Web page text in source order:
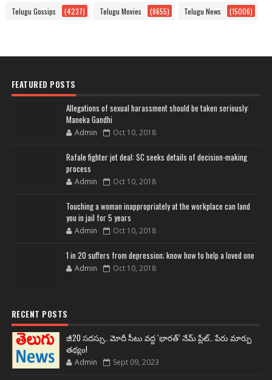
Telugu Gossips (4237) Telugu Movies (8655) Telugu News (15006)
FEATURED POSTS
Allegations of sexual harassment should be taken seriously:
Maneka Gandhi
Admin Oct 10, 2018
Rafale fighter jet deal: SC seeks details of decision-making
process
Admin Oct 10, 2018
Touching a woman inappropriately at the workplace can land
you in jail for 5 years
Admin Oct 10, 2018
1 in 20 suffers from depression; know how to help a loved one
Admin Oct 10, 2018
RECENT POSTS
జీ20 సదస్సు.. మోదీ సీటు వద్ద ‘భారత్’ నేమ్ ప్లేట్‌.. పేరు మార్పు
తథ్యం!
Admin Sept 09, 2023